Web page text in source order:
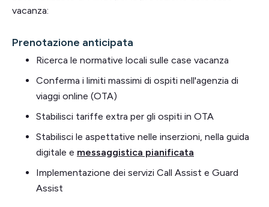
vacanza:
Prenotazione anticipata
Ricerca le normative locali sulle case vacanza
Conferma i limiti massimi di ospiti nell'agenzia di
viaggi online (OTA)
Stabilisci tariffe extra per gli ospiti in OTA
Stabilisci le aspettative nelle inserzioni, nella guida
digitale e messaggistica pianificata
Implementazione dei servizi Call Assist e Guard
Assist